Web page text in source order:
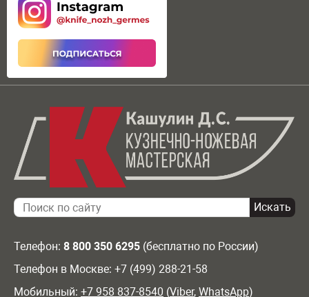
Телефон: 8 800 350 6295 (бесплатно по России)
Телефон в Москве: +7 (499) 288-21-58
Мобильный: +7 958 837-8540 (Viber, WhatsApp)